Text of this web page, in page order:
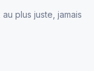
plus juste, jamais